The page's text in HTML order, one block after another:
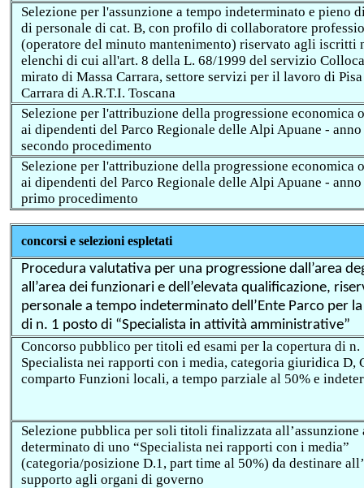
Selezione per l'assunzione a tempo indeterminato e pieno
di personale di cat. B, con profilo di collaboratore
(operatore del minuto mantenimento) riservato agli iscritti
elenchi di cui all'art. 8 della L. 68/1999 del servizio
mirato di Massa Carrara, settore servizi per il lavoro di Pisa
Carrara di A.R.T.I. Toscana
Selezione per l'attribuzione della progressione economica
ai dipendenti del Parco Regionale delle Alpi Apuane -
secondo procedimento
Selezione per l'attribuzione della progressione economica
ai dipendenti del Parco Regionale delle Alpi Apuane -
primo procedimento
concorsi e selezioni espletati
Procedura valutativa per una progressione dall’area
all’area dei funzionari e dell’elevata qualificazione,
personale a tempo indeterminato dell’Ente Parco per
di n. 1 posto di “Specialista in attività amministrative”
Concorso pubblico per titoli ed esami per la copertura di n.
Specialista nei rapporti con i media, categoria giuridica D,
comparto Funzioni locali, a tempo parziale al 50% e
Selezione pubblica per soli titoli finalizzata all’assunzione
determinato di uno “Specialista nei rapporti con i media”
(categoria/posizione D.1, part time al 50%) da destinare
supporto agli organi di governo